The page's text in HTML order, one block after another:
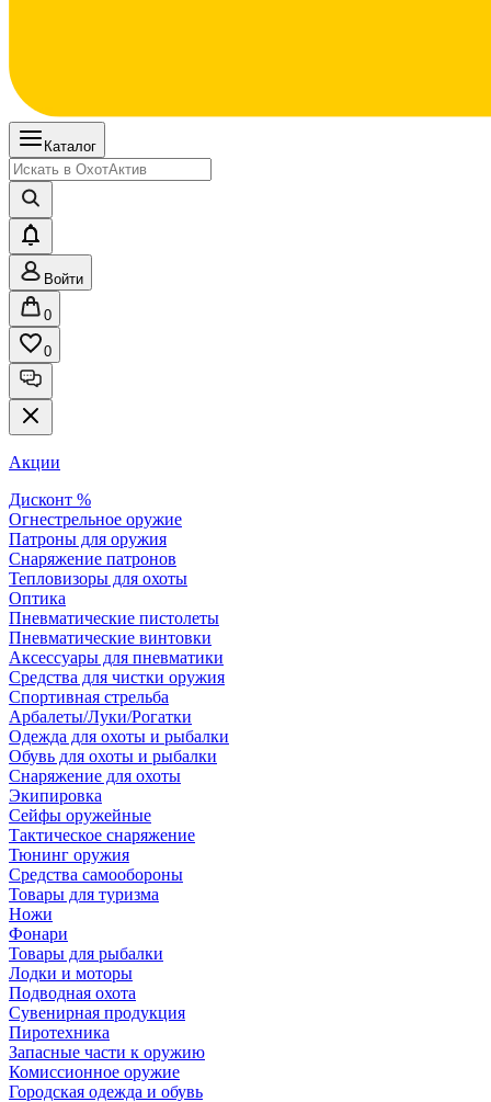
Каталог
Войти
0
0
Акции
Дисконт %
Огнестрельное оружие
Патроны для оружия
Снаряжение патронов
Тепловизоры для охоты
Оптика
Пневматические пистолеты
Пневматические винтовки
Аксессуары для пневматики
Средства для чистки оружия
Спортивная стрельба
Арбалеты/Луки/Рогатки
Одежда для охоты и рыбалки
Обувь для охоты и рыбалки
Снаряжение для охоты
Экипировка
Сейфы оружейные
Тактическое снаряжение
Тюнинг оружия
Средства самообороны
Товары для туризма
Ножи
Фонари
Товары для рыбалки
Лодки и моторы
Подводная охота
Сувенирная продукция
Пиротехника
Запасные части к оружию
Комиссионное оружие
Городская одежда и обувь